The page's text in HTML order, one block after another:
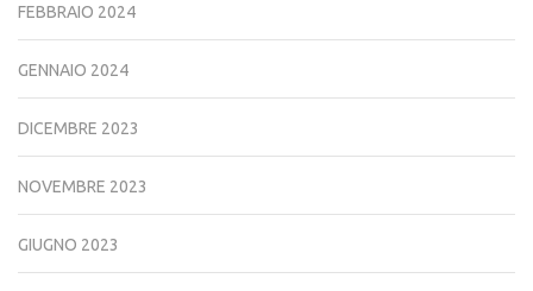
FEBBRAIO 2024
GENNAIO 2024
DICEMBRE 2023
NOVEMBRE 2023
GIUGNO 2023